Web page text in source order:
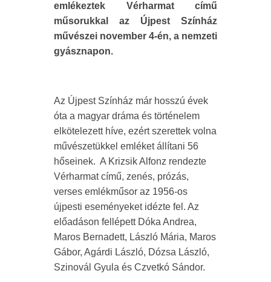
emlékeztek Vérharmat című
műsorukkal az Újpest Színház
művészei november 4-én, a nemzeti
gyásznapon.
Az Újpest Színház már hosszú évek
óta a magyar dráma és történelem
elkötelezett híve, ezért szerettek volna
művészetükkel emléket állítani 56
hőseinek. A Krizsik Alfonz rendezte
Vérharmat című, zenés, prózás,
verses emlékműsor az 1956-os
újpesti eseményeket idézte fel. Az
előadáson fellépett Dóka Andrea,
Maros Bernadett, László Mária, Maros
Gábor, Agárdi László, Dózsa László,
Szinovál Gyula és Czvetkó Sándor.